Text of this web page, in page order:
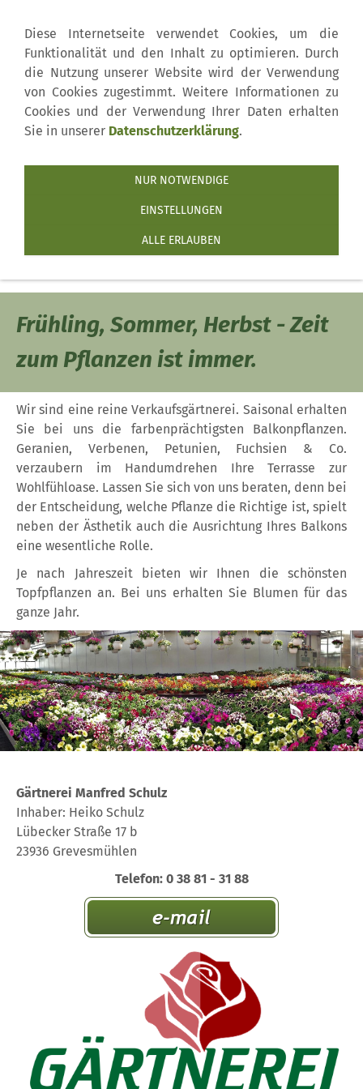
...mit Blumen ist alles
schöner
Frühling, Sommer, Herbst - Zeit
zum Pflanzen ist immer.
Wir sind eine reine Verkaufsgärtnerei. Saisonal erhalten
Sie bei uns die farbenprächtigsten Balkonpflanzen.
Geranien, Verbenen, Petunien, Fuchsien & Co.
verzaubern im Handumdrehen Ihre Terrasse zur
Wohlfühloase. Lassen Sie sich von uns beraten, denn bei
der Entscheidung, welche Pflanze die Richtige ist, spielt
neben der Ästhetik auch die Ausrichtung Ihres Balkons
eine wesentliche Rolle.
Je nach Jahreszeit bieten wir Ihnen die schönsten
Topfpflanzen an. Bei uns erhalten Sie Blumen für das
ganze Jahr.
Gärtnerei Manfred Schulz
Inhaber: Heiko Schulz
Lübecker Straße 17 b
23936 Grevesmühlen
Telefon: 0 38 81 - 31 88
Diese Internetseite verwendet Cookies, um die
Funktionalität und den Inhalt zu optimieren. Durch
die Nutzung unserer Website wird der Verwendung
von Cookies zugestimmt. Weitere Informationen zu
Cookies und der Verwendung Ihrer Daten erhalten
Sie in unserer Datenschutzerklärung.
NUR NOTWENDIGE
EINSTELLUNGEN
ALLE ERLAUBEN